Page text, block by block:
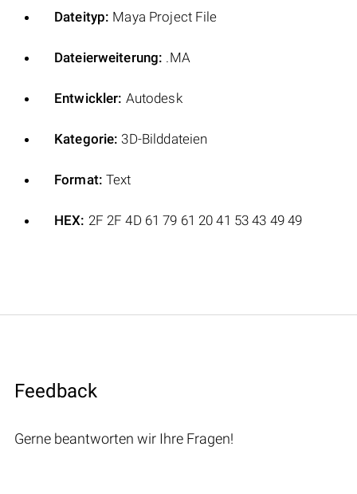
Dateityp: Maya Project File
Dateierweiterung: .MA
Entwickler: Autodesk
Kategorie: 3D-Bilddateien
Format: Text
HEX: 2F 2F 4D 61 79 61 20 41 53 43 49 49
Feedback
Gerne beantworten wir Ihre Fragen!